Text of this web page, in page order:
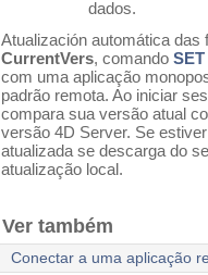
dados.
Atualización automática das
CurrentVers, comando
com uma aplicação
padrão remota. Ao iniciar
compara sua versão atual
versão 4D Server. Se
atualizada se descarga do
atualização local.
Ver também
Conectar a uma aplicação